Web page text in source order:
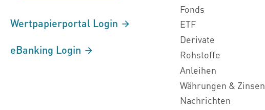
Wertpapierportal Login
eBanking Login
Fonds
ETF
Derivate
Rohstoffe
Anleihen
Währungen & Zinsen
Nachrichten